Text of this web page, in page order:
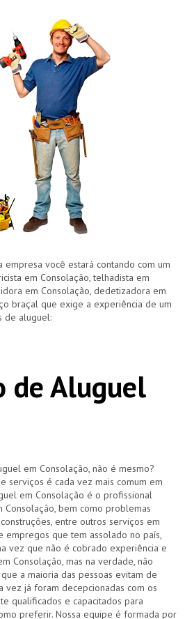
você estará contando com um
em Consolação, telhadista em
em Consolação, dedetizadora em
braçal que exige a experiência de um
de aluguel:
de Aluguel
em Consolação, não é mesmo?
serviços é cada vez mais comum em
em Consolação é o profissional
bem como problemas
entre outros serviços em
que tem assolado no país,
vez que não é cobrado experiência e
Consolação, mas na verdade, não
a maioria das pessoas evitam de
vez já foram decepcionadas com os
qualificados e capacitados para
preferir. Nossa equipe é formada por